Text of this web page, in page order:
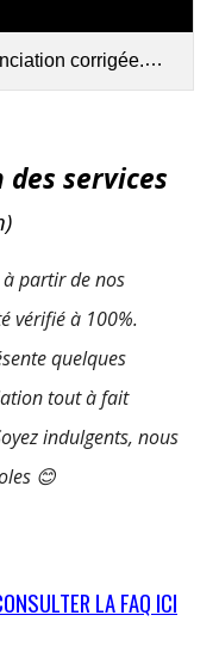
corrigée.mp4
services
partir de nos
vérifié à 100%.
quelques
tout à fait
indulgents, nous
😊
LA FAQ ICI